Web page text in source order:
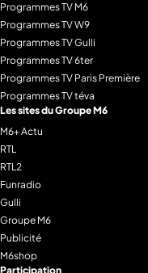
Programmes TV M6
Programmes TV W9
Programmes TV Gulli
Programmes TV 6ter
Programmes TV Paris Première
Programmes TV téva
Les sites du Groupe M6
M6+ Actu
RTL
RTL2
Funradio
Gulli
Groupe M6
Publicité
M6shop
Participation